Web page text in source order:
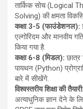
तार्किक सोच (Logical
Solving) की क्षमता
कक्षा 3-5 (फाउंडेशनल):
एल्गोरिदम और मानवीय
किया गया है.
कक्षा 6-8 (मिडल):छात्र
पायथन (Python)
बारे में सीखेंगे.
विश्वस्तरीय शिक्षा की तैयारी:
अत्याधुनिक ज्ञान देने के